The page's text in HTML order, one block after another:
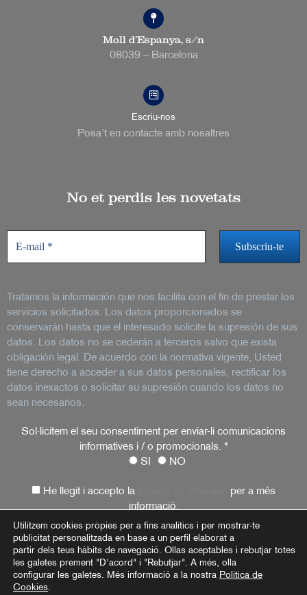
Moll d’Espanya, s/n
08039 – Barcelona
Escriu-nos
Posa't en contacte amb nosaltres
No et perdis les novetats
Tratamos la información que nos facilita con el fin de prestar los
servicios solicitados. Los datos proporcionados se
conservarán hasta que el interesado solicite la supresión de sus
datos. Los datos no se cederán a terceros salvo que exista
obligación legal. De acuerdo con la normativa vigente, Usted
tiene derecho a acceder a sus datos personales, rectificar los
datos inexactos o solicitar su supresión cuando los datos no
sean necesarios.
Sol·licitem el seu consentiment per enviar-li comunicacions
informatives i / o promocionals. *
SI
NO
He llegit i accepto la
per a més
informació.
Avís Legal Política de privacitat Política de cookies
Utilitzem cookies pròpies per a fins analítics i per mostrar-te
publicitat personalitzada en base a un perfil elaborat a
partir dels teus hàbits de navegació. Ollas aceptables i rebutjar totes
les galetes prement "D'acord" i "Rebutjar". A més, olla
configurar les galetes. Més informació a la nostra Política de
Cookies.